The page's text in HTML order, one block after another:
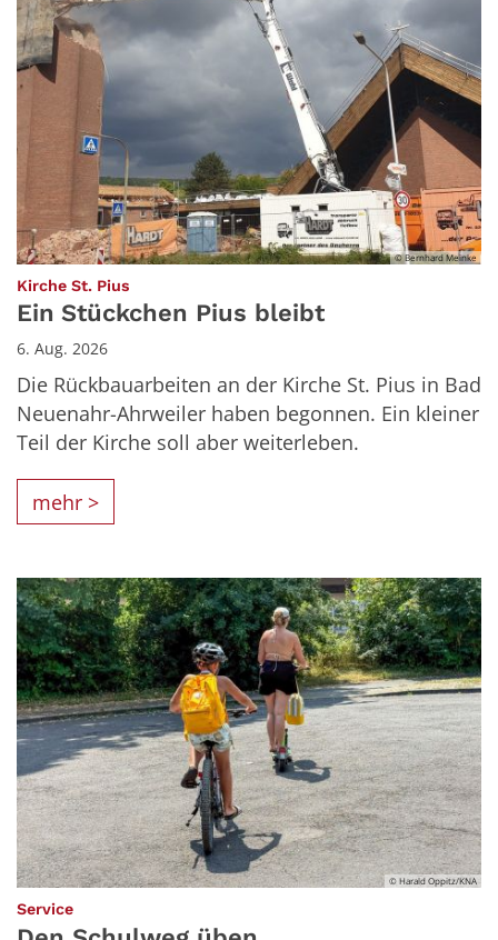
© Bernhard Meinke
Kirche St. Pius
Ein Stückchen Pius bleibt
6. Aug. 2026
Die Rückbauarbeiten an der Kirche St. Pius in Bad
Neuenahr-Ahrweiler haben begonnen. Ein kleiner
Teil der Kirche soll aber weiterleben.
mehr >
© Harald Oppitz/KNA
Service: